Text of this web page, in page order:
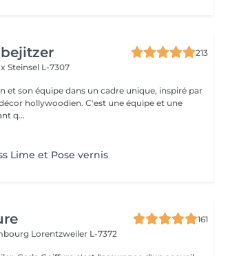
213
Steinsel L-7307
et son équipe dans un cadre unique, inspiré par
C'est une équipe et une
q...
Lime et Pose vernis
161
Lorentzweiler L-7372